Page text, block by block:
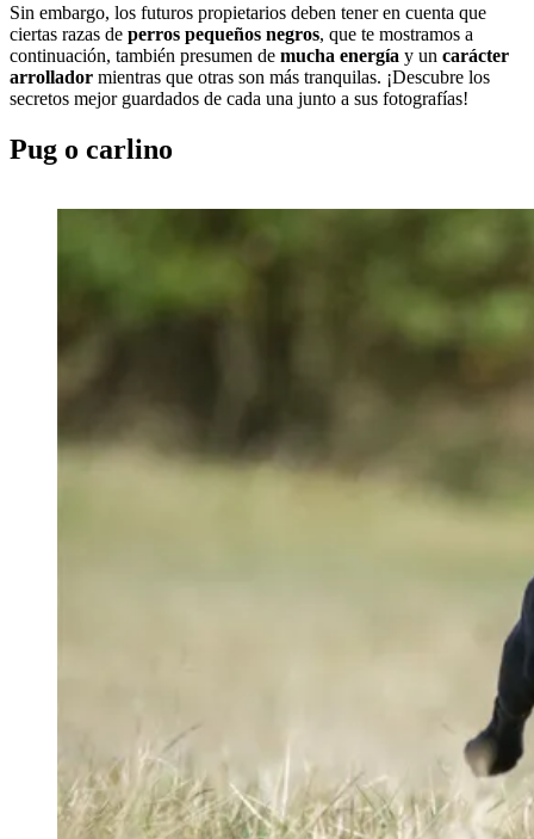
Sin embargo, los futuros propietarios deben tener en cuenta que
ciertas razas de perros pequeños negros, que te mostramos a
continuación, también presumen de mucha energía y un carácter
arrollador mientras que otras son más tranquilas. ¡Descubre los
secretos mejor guardados de cada una junto a sus fotografías!
Pug o carlino